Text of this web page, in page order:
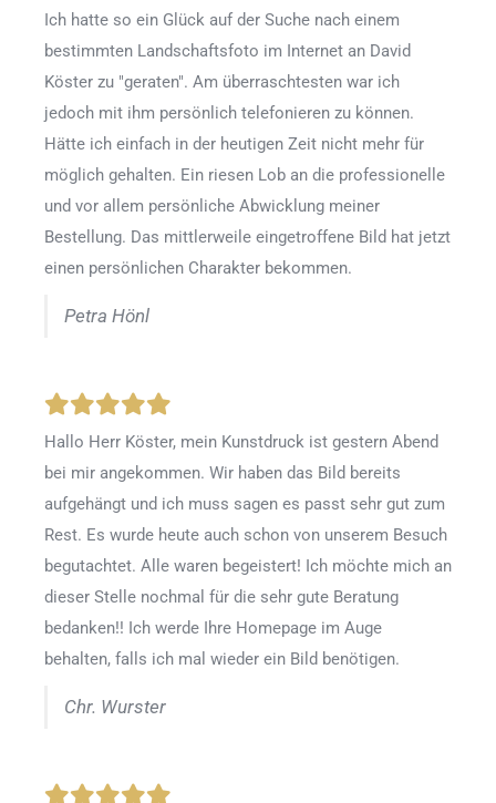
Ich hatte so ein Glück auf der Suche nach einem
bestimmten Landschaftsfoto im Internet an David
Köster zu "geraten". Am überraschtesten war ich
jedoch mit ihm persönlich telefonieren zu können.
Hätte ich einfach in der heutigen Zeit nicht mehr für
möglich gehalten. Ein riesen Lob an die professionelle
und vor allem persönliche Abwicklung meiner
Bestellung. Das mittlerweile eingetroffene Bild hat jetzt
einen persönlichen Charakter bekommen.
Petra Hönl
Hallo Herr Köster, mein Kunstdruck ist gestern Abend
bei mir angekommen. Wir haben das Bild bereits
aufgehängt und ich muss sagen es passt sehr gut zum
Rest. Es wurde heute auch schon von unserem Besuch
begutachtet. Alle waren begeistert! Ich möchte mich an
dieser Stelle nochmal für die sehr gute Beratung
bedanken!! Ich werde Ihre Homepage im Auge
behalten, falls ich mal wieder ein Bild benötigen.
Chr. Wurster